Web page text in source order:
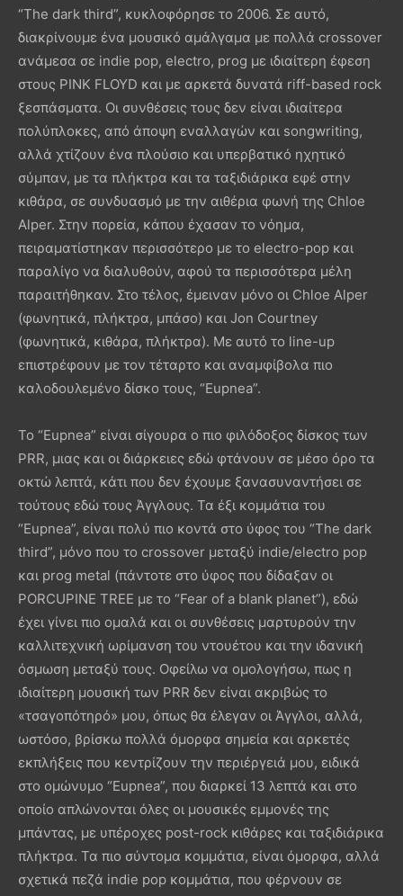
“The dark third”, κυκλοφόρησε το 2006. Σε αυτό,
διακρίνουμε ένα μουσικό αμάλγαμα με πολλά crossover
ανάμεσα σε indie pop, electro, prog με ιδιαίτερη έφεση
στους PINK FLOYD και με αρκετά δυνατά riff-based rock
ξεσπάσματα. Οι συνθέσεις τους δεν είναι ιδιαίτερα
πολύπλοκες, από άποψη εναλλαγών και songwriting,
αλλά χτίζουν ένα πλούσιο και υπερβατικό ηχητικό
σύμπαν, με τα πλήκτρα και τα ταξιδιάρικα εφέ στην
κιθάρα, σε συνδυασμό με την αιθέρια φωνή της Chloe
Alper. Στην πορεία, κάπου έχασαν το νόημα,
πειραματίστηκαν περισσότερο με το electro-pop και
παραλίγο να διαλυθούν, αφού τα περισσότερα μέλη
παραιτήθηκαν. Στο τέλος, έμειναν μόνο οι Chloe Alper
(φωνητικά, πλήκτρα, μπάσο) και Jon Courtney
(φωνητικά, κιθάρα, πλήκτρα). Με αυτό το line-up
επιστρέφουν με τον τέταρτο και αναμφίβολα πιο
καλοδουλεμένο δίσκο τους, “Eupnea”.
Το “Eupnea” είναι σίγουρα ο πιο φιλόδοξος δίσκος των
PRR, μιας και οι διάρκειες εδώ φτάνουν σε μέσο όρο τα
οκτώ λεπτά, κάτι που δεν έχουμε ξανασυναντήσει σε
τούτους εδώ τους Άγγλους. Τα έξι κομμάτια του
“Eupnea”, είναι πολύ πιο κοντά στο ύφος του “The dark
third”, μόνο που το crossover μεταξύ indie/electro pop
και prog metal (πάντοτε στο ύφος που δίδαξαν οι
PORCUPINE TREE με το “Fear of a blank planet”), εδώ
έχει γίνει πιο ομαλά και οι συνθέσεις μαρτυρούν την
καλλιτεχνική ωρίμανση του ντουέτου και την ιδανική
όσμωση μεταξύ τους. Οφείλω να ομολογήσω, πως η
ιδιαίτερη μουσική των PRR δεν είναι ακριβώς το
«τσαγοπότηρό» μου, όπως θα έλεγαν οι Άγγλοι, αλλά,
ωστόσο, βρίσκω πολλά όμορφα σημεία και αρκετές
εκπλήξεις που κεντρίζουν την περιέργειά μου, ειδικά
στο ομώνυμο “Eupnea”, που διαρκεί 13 λεπτά και στο
οποίο απλώνονται όλες οι μουσικές εμμονές της
μπάντας, με υπέροχες post-rock κιθάρες και ταξιδιάρικα
πλήκτρα. Τα πιο σύντομα κομμάτια, είναι όμορφα, αλλά
σχετικά πεζά indie pop κομμάτια, που φέρνουν σε